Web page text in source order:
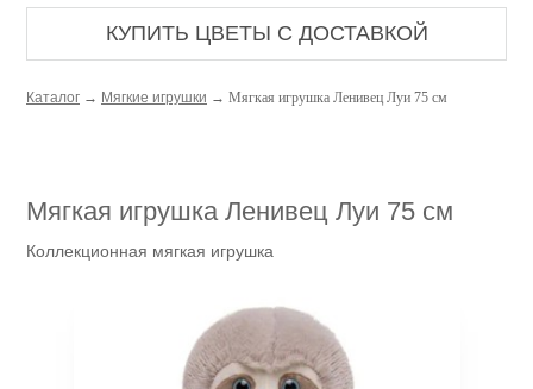
КУПИТЬ ЦВЕТЫ С ДОСТАВКОЙ
Каталог → Мягкие игрушки → Мягкая игрушка Ленивец Луи 75 см
Мягкая игрушка Ленивец Луи 75 см
Коллекционная мягкая игрушка